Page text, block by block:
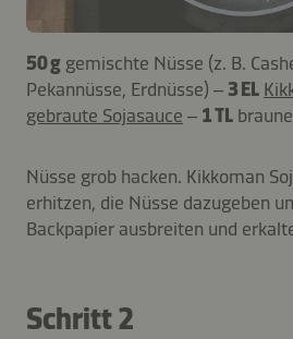
50 g gemischte Nüsse (z. B.
Pekannüsse, Erdnüsse) – 3 EL
gebraute Sojasauce – 1 TL
Nüsse grob hacken. Kikkoman
erhitzen, die Nüsse dazugeben
Backpapier ausbreiten und
Schritt 2